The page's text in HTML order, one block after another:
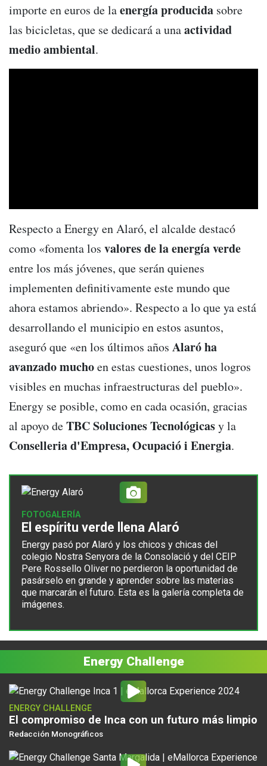
importe en euros de laenergía producida sobre
las bicicletas, que se dedicará a unaactividad
medio ambiental.
Respecto a Energy en Alaró, el alcalde destacó
como «fomenta los valores de la energía verde
entre los más jóvenes, que serán quienes
implementen definitivamente este mundo que
ahora estamos abriendo». Respecto a lo que ya está
desarrollando el municipio en estos asuntos,
aseguró que «en los últimos años Alaró ha
avanzado muchoen estas cuestiones, unos logros
visibles en muchas infraestructuras del pueblo».
Energy se posible, como en cada ocasión, gracias
al apoyo deTBC Soluciones Tecnológicasy la
Conselleria d'Empresa, Ocupació i Energia.
FOTOGALERÍA
El espíritu verde llena Alaró
Energy pasó por Alaró y los chicos y chicas del
colegio Nostra Senyora de la Consolació y del CEIP
Pere Rossello Oliver no perdieron la oportunidad de
pasárselo en grande y aprender sobre las materias
que marcarán el futuro. Esta es la galería completa de
imágenes.
Energy Challenge
ENERGY CHALLENGE
El compromiso de Inca con un futuro más limpio
Redacción Monográficos